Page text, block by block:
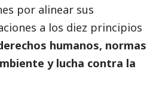
por alinear sus
a los diez principios
humanos, normas
y lucha contra la